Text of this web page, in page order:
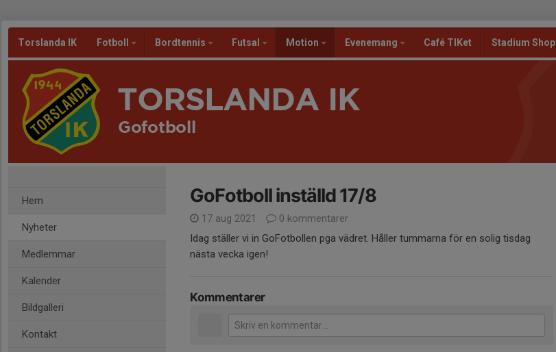
Torslanda IK Fotboll Bordtennis Futsal Motion Evenemang Café TIKet Stadium Shop
TORSLANDA IK
Gofotboll
Hem
Nyheter
Medlemmar
Kalender
Bildgalleri
Kontakt
GoFotboll inställd 17/8
17 aug 2021
0 kommentarer
Idag ställer vi in GoFotbollen pga vädret. Håller tummarna för en solig tisdag
nästa vecka igen!
Kommentarer